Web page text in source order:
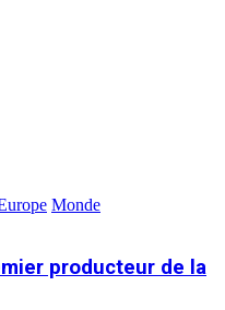
Monde
producteur de la